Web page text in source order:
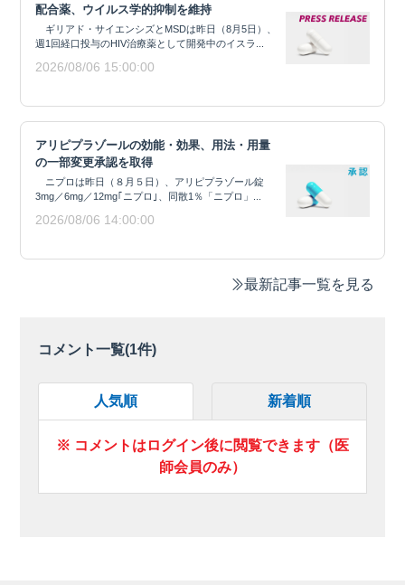
配合薬、ウイルス学的抑制を維持
ギリアド・サイエンシズとMSDは昨日（8月5日）、
週1回経口投与のHIV治療薬として開発中のイスラ...
2026/08/06 15:00:00
アリピプラゾールの効能・効果、用法・用量
の一部変更承認を取得
ニプロは昨日（８月５日）、アリピプラゾール錠
3mg／6mg／12mg｢ニプロ｣、同散1％「ニプロ」...
2026/08/06 14:00:00
最新記事一覧を見る
コメント一覧(1件)
人気順 新着順
※ コメントはログイン後に閲覧できます（医
師会員のみ）